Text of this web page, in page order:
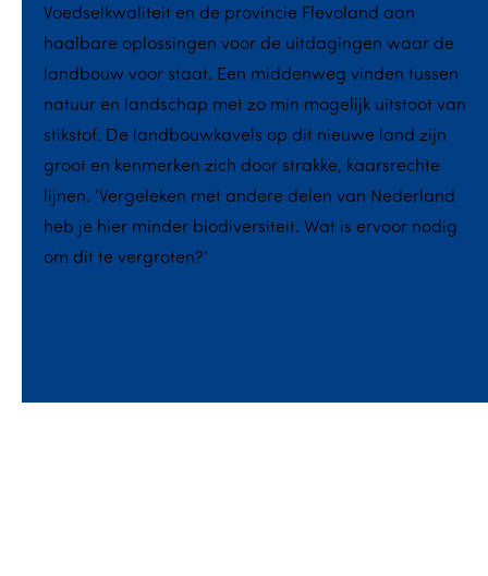
Voedselkwaliteit en de provincie Flevoland aan
haalbare oplossingen voor de uitdagingen waar de
landbouw voor staat. Een middenweg vinden tussen
natuur en landschap met zo min mogelijk uitstoot van
stikstof. De landbouwkavels op dit nieuwe land zijn
groot en kenmerken zich door strakke, kaarsrechte
lijnen. ‘Vergeleken met andere delen van Nederland
heb je hier minder biodiversiteit. Wat is ervoor nodig
om dit te vergroten?’